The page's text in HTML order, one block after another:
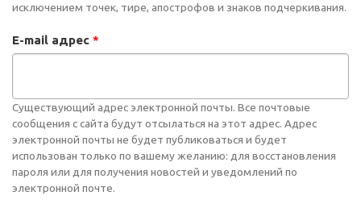
исключением точек, тире, апострофов и знаков подчеркивания.
E-mail адрес *
Существующий адрес электронной почты. Все почтовые
сообщения с сайта будут отсылаться на этот адрес. Адрес
электронной почты не будет публиковаться и будет
использован только по вашему желанию: для восстановления
пароля или для получения новостей и уведомлений по
электронной почте.